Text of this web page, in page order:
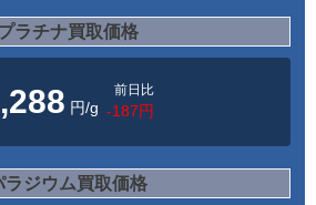
ラチナ買取価格
円/g
前日比
-187円
ラジウム買取価格